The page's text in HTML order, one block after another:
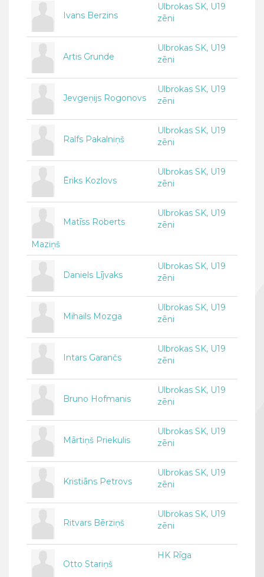
Ivans Berzins
Ulbrokas SK, U19
zēni
Artis Grunde
Ulbrokas SK, U19
zēni
Jevgeņijs Rogonovs
Ulbrokas SK, U19
zēni
Ralfs Pakalniņš
Ulbrokas SK, U19
zēni
Ēriks Kozlovs
Ulbrokas SK, U19
zēni
Matīss Roberts
Maziņš
Ulbrokas SK, U19
zēni
Daniels Lījvaks
Ulbrokas SK, U19
zēni
Mihails Mozga
Ulbrokas SK, U19
zēni
Intars Garančs
Ulbrokas SK, U19
zēni
Bruno Hofmanis
Ulbrokas SK, U19
zēni
Mārtiņš Priekulis
Ulbrokas SK, U19
zēni
Kristiāns Petrovs
Ulbrokas SK, U19
zēni
Ritvars Bērziņš
Ulbrokas SK, U19
zēni
Otto Stariņš
HK Rīga